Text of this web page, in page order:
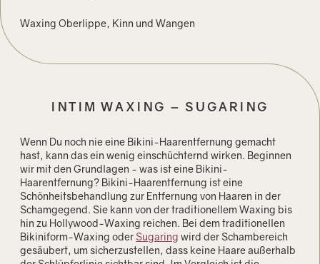
Waxing Oberlippe, Kinn und Wangen
INTIM WAXING – SUGARING
Wenn Du noch nie eine Bikini-Haarentfernung gemacht
hast, kann das ein wenig einschüchternd wirken. Beginnen
wir mit den Grundlagen - was ist eine Bikini-
Haarentfernung? Bikini-Haarentfernung ist eine
Schönheitsbehandlung zur Entfernung von Haaren in der
Schamgegend. Sie kann von der traditionellem Waxing bis
hin zu Hollywood-Waxing reichen. Bei dem traditionellen
Bikiniform-Waxing oderSugaring wird der Schambereich
gesäubert, um sicherzustellen, dass keine Haare außerhalb